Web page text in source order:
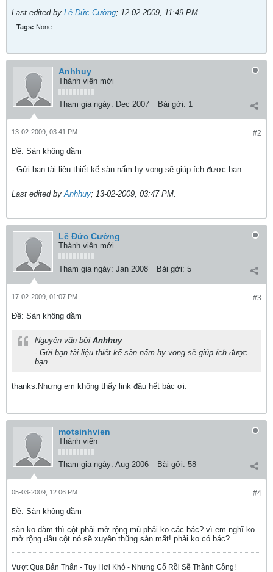
Last edited by Lê Đức Cường; 12-02-2009, 11:49 PM.
Tags: None
Anhhuy
Thành viên mới
Tham gia ngày: Dec 2007 Bài gởi: 1
#2
13-02-2009, 03:41 PM
Ðề: Sàn không dầm
- Gửi bạn tài liệu thiết kế sàn nấm hy vong sẽ giúp ích được bạn
Last edited byAnhhuy; 13-02-2009, 03:47 PM.
Lê Đức Cường
Thành viên mới
Tham gia ngày: Jan 2008 Bài gởi: 5
#3
17-02-2009, 01:07 PM
Ðề: Sàn không dầm
Nguyên văn bởi Anhhuy
- Gửi bạn tài liệu thiết kế sàn nấm hy vong sẽ giúp ích được
bạn
thanks.Nhưng em không thấy link đâu hết bác ơi.
motsinhvien
Thành viên
Tham gia ngày: Aug 2006 Bài gởi: 58
#4
05-03-2009, 12:06 PM
Ðề: Sàn không dầm
sàn ko dàm thì cột phải mở rộng mũ phải ko các bác? vì em nghĩ ko
mở rộng đầu cột nó sẽ xuyên thũng sàn mất! phải ko có bác?
Vượt Qua Bản Thân - Tuy Hơi Khó - Nhưng Cố Rồi Sẽ Thành Công!